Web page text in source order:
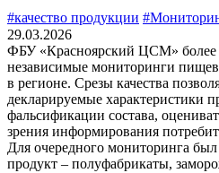
#качество продукции
29.03.2026
ФБУ «Красноярский ЦСМ» более
независимые мониторинги
в регионе. Срезы качества
декларируемые характеристики
фальсификации состава,
зрения информирования
Для очередного мониторинга
продукт – полуфабрикаты,